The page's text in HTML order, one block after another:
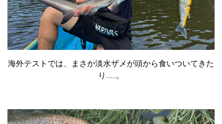
海外テストでは、まさか淡水ザメが頭から食いついてきた
り……。